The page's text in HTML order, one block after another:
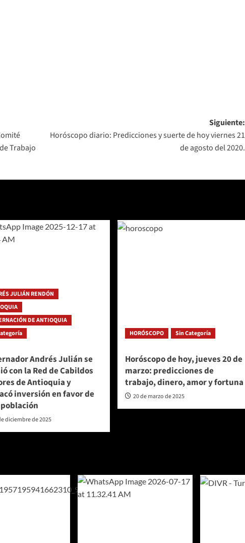
Trabajo
Siguiente:
Horóscopo diario: Predicciones y suerte de hoy viernes 21
de agosto del 2020.
JULIÁN RENDÓN
DE ANTIOQUIA
Andrés Julián se
con la Red de Cabildos
de Antioquia y
inversión en favor de
diciembre de 2025
HORÓSCOPO Sin Categoría
Horóscopo de hoy, jueves 20 de
marzo: predicciones de
trabajo, dinero, amor y fortuna
20 de marzo de 2025